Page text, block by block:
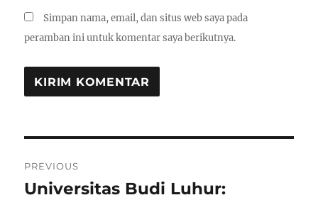
Simpan nama, email, dan situs web saya pada
peramban ini untuk komentar saya berikutnya.
pos
PREVIOUS
Previous
Universitas Budi Luhur: